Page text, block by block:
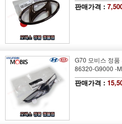
판매가격 :
G70 모비스 정
86320-G9000 -
판매가격 :